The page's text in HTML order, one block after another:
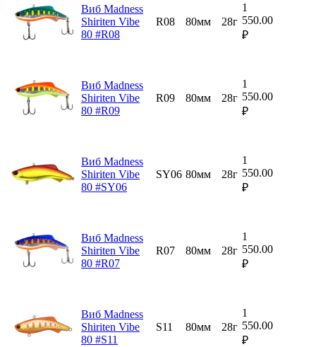
Виб Madness
Shiriten Vibe
80 #R08
R08 80мм 28г
1
550.00
₽
Виб Madness
Shiriten Vibe
80 #R09
R09 80мм 28г
1
550.00
₽
Виб Madness
Shiriten Vibe
80 #SY06
SY06 80мм 28г
1
550.00
₽
Виб Madness
Shiriten Vibe
80 #R07
R07 80мм 28г
1
550.00
₽
Виб Madness
Shiriten Vibe
80 #S11
S11 80мм 28г
1
550.00
₽